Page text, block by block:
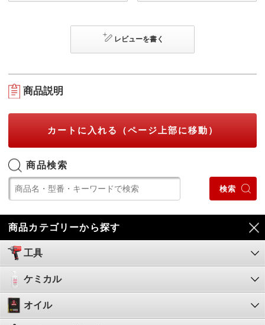
レビューを書く
商品説明
カートに入れる（ページ上部に移動）
商品検索
商品カテゴリーから探す
工具
ケミカル
オイル